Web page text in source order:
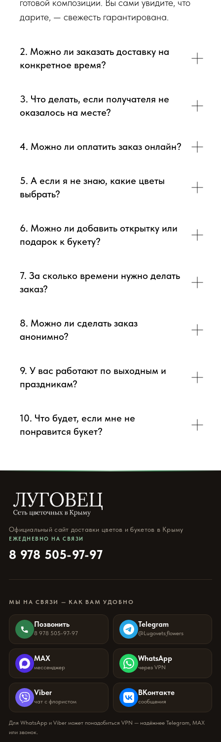
готовой композиции. Вы сами увидите, что
дарите, — свежесть гарантирована.
2. Можно ли заказать доставку на
конкретное время?
3. Что делать, если получателя не
оказалось на месте?
4. Можно ли оплатить заказ онлайн?
5. А если я не знаю, какие цветы
выбрать?
6. Можно ли добавить открытку или
подарок к букету?
7. За сколько времени нужно делать
заказ?
8. Можно ли сделать заказ
анонимно?
9. У вас работают по выходным и
праздникам?
10. Что будет, если мне не
понравится букет?
Официальный сайт доставки цветов и букетов в Крыму
ЕЖЕДНЕВНО НА СВЯЗИ
8 978 505-97-97
МЫ НА СВЯЗИ — КАК ВАМ УДОБНО
Позвонить
8 978 505-97-97
Telegram
@Lugovets_flowers
MAX
мессенджер
WhatsApp
через VPN
Viber
чат с флористом
ВКонтакте
сообщения
Для WhatsApp и Viber может понадобиться VPN — надёжнее Telegram, MAX
или звонок.